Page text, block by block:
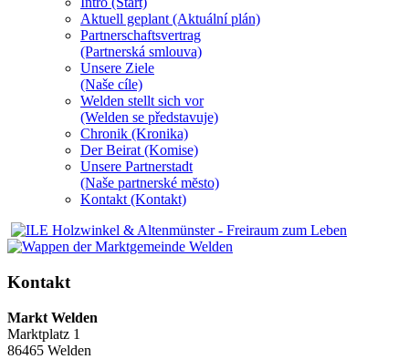
Aktuell geplant (Aktuální plán)
Partnerschaftsvertrag
(Partnerská smlouva)
Unsere Ziele
(Naše cíle)
Welden stellt sich vor
(Welden se představuje)
Chronik (Kronika)
Der Beirat (Komise)
Unsere Partnerstadt
(Naše partnerské mĕsto)
Kontakt (Kontakt)
Kontakt
Markt Welden
Marktplatz 1
86465 Welden